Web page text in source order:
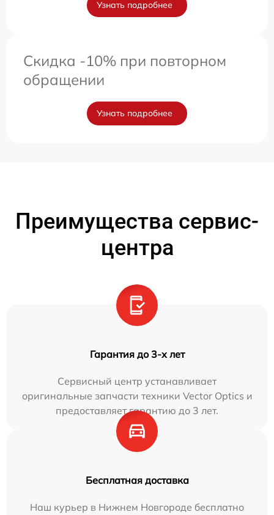
Узнать подробнее
Скидка -10% при повторном
обращении
Узнать подробнее
Преимущества сервис-
центра
Гарантия до 3-х лет
Сервисный центр устанавливает
оригинальные запчасти техники Vector Optics и
предоставляет гарантию до 3 лет.
Бесплатная доставка
Наш курьер в Нижнем Новгороде бесплатно